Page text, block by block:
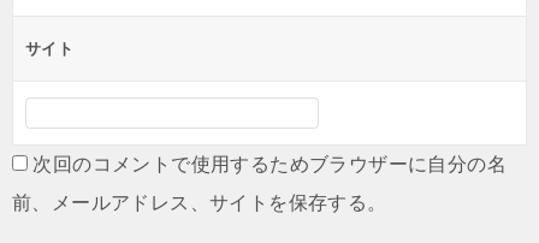
サイト
次回のコメントで使用するためブラウザーに自分の名
前、メールアドレス、サイトを保存する。